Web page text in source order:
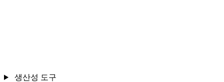
생산성 도구